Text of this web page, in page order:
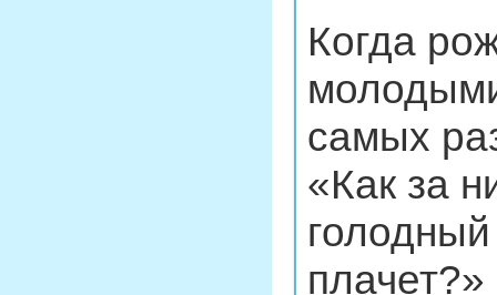
Когда
самых
«Как за